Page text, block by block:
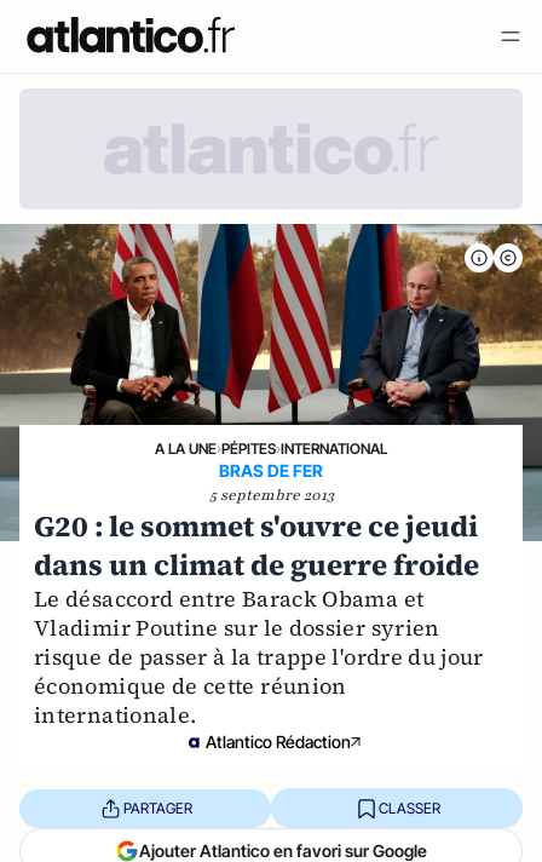
A LA UNE›PÉPITES›INTERNATIONAL
BRAS DE FER
5 septembre 2013
G20 : le sommet s'ouvre ce jeudi
dans un climat de guerre froide
Le désaccord entre Barack Obama et
Vladimir Poutine sur le dossier syrien
risque de passer à la trappe l'ordre du jour
économique de cette réunion
internationale.
Atlantico Rédaction
PARTAGER CLASSER
Ajouter Atlantico en favori sur Google